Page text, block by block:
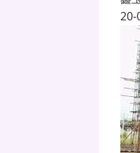
20-